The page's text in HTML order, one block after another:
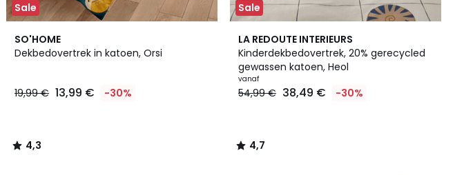
Sale
SO'HOME
Dekbedovertrek in katoen, Orsi
19,99 € 13,99 € -30%
4,3
/ 5
4,3
/
Sale
LA REDOUTE INTERIEURS
Kinderdekbedovertrek, 20% gerecycled
gewassen katoen, Heol
vanaf
54,99 € 38,49 € -30%
4,7
/ 5
4,7
/